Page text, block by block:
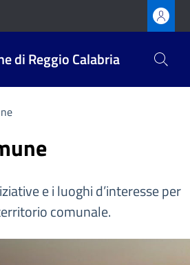
di Reggio Calabria
e i luoghi d’interesse per
comunale.